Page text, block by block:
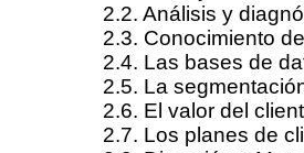
2.2. Análisis y
2.3. Conocimiento
2.4. Las bases de
2.5. La
2.6. El valor del
2.7. Los planes de